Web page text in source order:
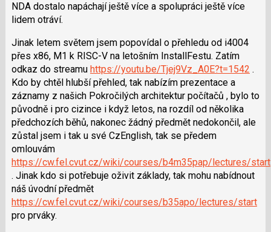
NDA dostalo napáchají ještě více a spolupráci ještě více
lidem otráví.
Jinak letem světem jsem popovídal o přehledu od i4004
přes x86, M1 k RISC-V na letošním InstallFestu. Zatím
odkaz do streamu https://youtu.be/Tjej9Vz_A0E?t=1542 .
Kdo by chtěl hlubší přehled, tak nabízím prezentace a
záznamy z našich Pokročilých architektur počítačů , bylo to
původně i pro cizince i když letos, na rozdíl od několika
předchozích běhů, nakonec žádný předmět nedokončil, ale
zůstal jsem i tak u své CzEnglish, tak se předem
omlouvám
https://cw.fel.cvut.cz/wiki/courses/b4m35pap/lectures/start
. Jinak kdo si potřebuje oživit základy, tak mohu nabídnout
náš úvodní předmět
https://cw.fel.cvut.cz/wiki/courses/b35apo/lectures/start
pro prváky.